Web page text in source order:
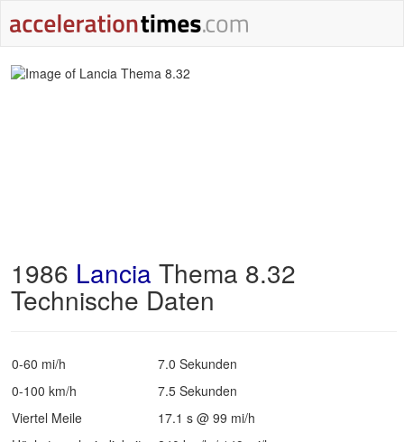
1986 Lancia Thema 8.32
Technische Daten
0-60 mi/h
7.0 Sekunden
0-100 km/h
7.5 Sekunden
Viertel Meile
17.1 s @ 99 mi/h